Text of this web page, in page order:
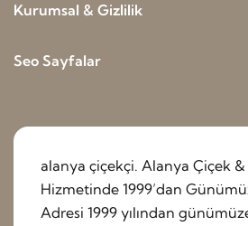
Kurumsal & Gizlilik
Seo Sayfalar
alanya çiçekçi. Alanya Çiçek
Hizmetinde 1999’dan
Adresi 1999 yılından